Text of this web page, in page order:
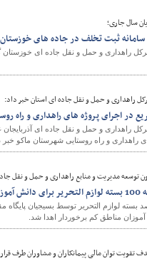
سال جاری؛
راهداری و حمل و نقل جاده ای استان خبر داد:
در اجرای پروژه های راهداری و راه
راهداری و حمل و نقل جاده ای
راهداری و راه روستایی شهرستان ماکو خبر
توسعه مدیریت و منابع راهداری و حمل و نقل
استان مرکزی
بسته لوازم التحریر توسط بسیجیان
مناطق کم برخوردار اهدا شد.
تقویت توان مالی پیمانکاران و مشاوران طرف